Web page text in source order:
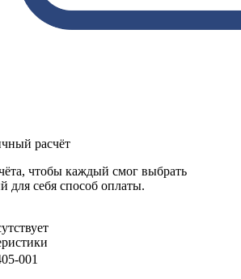
расчёт
чтобы каждый смог выбрать
для себя способ оплаты.
001